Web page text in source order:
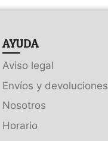
AYUDA
Aviso legal
Envíos y devoluciones
Nosotros
Horario